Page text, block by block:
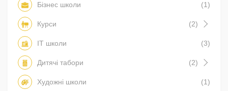
Бізнес школи (1)
Курси (2)
IT школи (3)
Дитячі табори (2)
Художні школи (1)